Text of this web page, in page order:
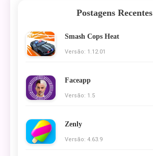
Postagens Recentes
Smash Cops Heat
Versão: 1.12.01
Faceapp
Versão: 1.5
Zenly
Versão: 4.63.9